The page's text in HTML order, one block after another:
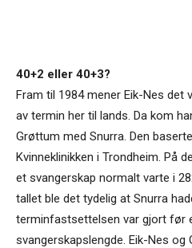
40+2 eller 40+3?
Fram til 1984 mener Eik-Nes
av termin her til lands. Da kom
Grøttum med Snurra. Den
Kvinneklinikken i Trondheim. På
et svangerskap normalt varte i
tallet ble det tydelig at Snurra
terminfastsettelsen var gjort før
svangerskapslengde. Eik-Nes